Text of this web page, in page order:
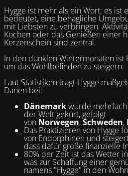
Hygge ist mehr als ein Wort; es ist
bedeutet, eine behagliche
mit Liebsten zu verbringen.
Kochen oder das Genießen einer
Kerzenschein sind zentral.
In den dunklen Wintermonaten ist
um das Wohlbefinden zu steigern.
Laut Statistiken trägt Hygge
Dänen bei:
Dänemarkwurde
der Welt gekürt, gefolgt
von Norwegen,Schweden,
Das Praktizieren von Hygge
von Endorphinen und
dass dafür große finanzielle
80% der Zeit ist das Wetter in
was zur Schaffung einer
namens "Hygge" in den